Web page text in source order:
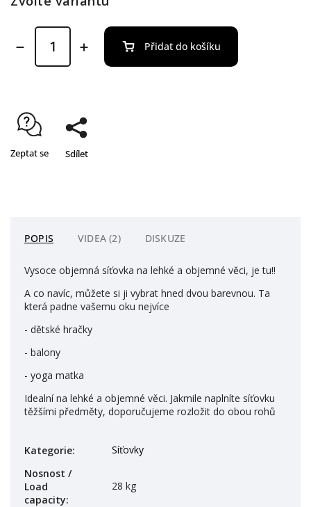
Přidat do košíku
Zeptat se Sdílet
POPIS VIDEA (2) DISKUZE
Vysoce objemná síťovka na lehké a objemné věci, je tu!!
A co navíc, můžete si ji vybrat hned dvou barevnou. Ta
která padne vašemu oku nejvíce
- dětské hračky
- balony
- yoga matka
Idealní na lehké a objemné věci. Jakmile naplníte síťovku
těžšími předměty, doporučujeme rozložit do obou rohů
Kategorie:
Síťovky
Nosnost /
Load
capacity:
28 kg